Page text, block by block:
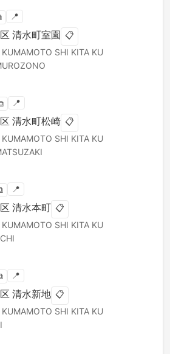
📍
清水町室園 📋
KUMAMOTO SHI KITA KU
📍
清水町松崎 📋
KUMAMOTO SHI KITA KU
📍
清水本町 📋
KUMAMOTO SHI KITA KU
📍
清水新地 📋
KUMAMOTO SHI KITA KU